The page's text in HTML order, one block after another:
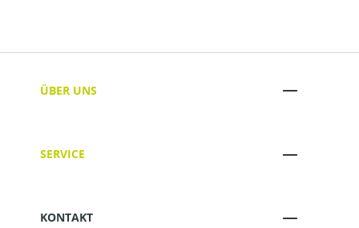
ÜBER UNS
SERVICE
KONTAKT